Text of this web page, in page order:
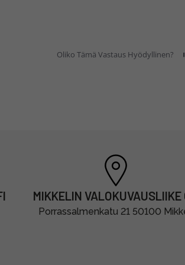
Oliko Tämä Vastaus Hyödyllinen?
MIKKELIN VALOKUVAUSLIIKE
Porrassalmenkatu 21 50100